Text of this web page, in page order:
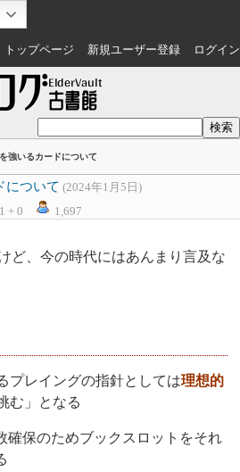
トップページ 新規ユーザー登録 ログイン
強いるカードについて
について (2024年1月5日)
1 + 0 1,697
ど、今の時代にはあんまり言及な
プレイングの指針としては理想的
む」となる
確保のためブックスロットをそれ